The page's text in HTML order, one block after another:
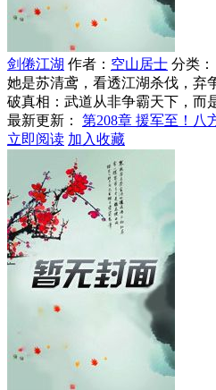
剑倦江湖 作者： 空山居士 分类：
她是苏清鸢，看透江湖杀伐，弃
破真相：武道从非争霸天下，而
最新更新： 第208章 援军至！八
立即阅读 加入收藏